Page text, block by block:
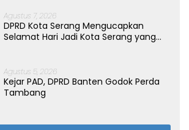
Agustus 7, 2026
DPRD Kota Serang Mengucapkan
Selamat Hari Jadi Kota Serang yang
Agustus 5, 2026
Kejar PAD, DPRD Banten Godok Perda
Tambang